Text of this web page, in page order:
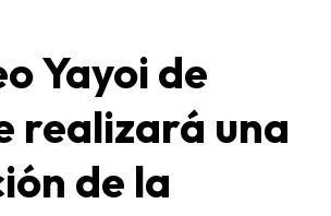
Yayoi de
realizará una
de la